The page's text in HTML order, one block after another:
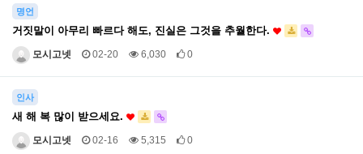
명언
거짓말이 아무리 빠르다 해도, 진실은 그것을 추월한다.
모시고넷 02-20 6,030 0
인사
새 해 복 많이 받으세요.
모시고넷 02-16 5,315 0